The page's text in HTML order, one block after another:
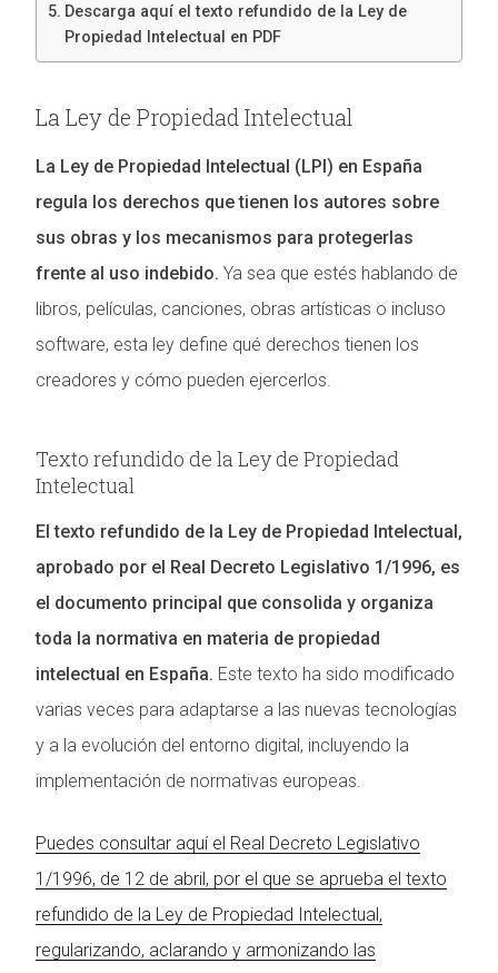
Descarga aquí el texto refundido de la Ley de
Propiedad Intelectual en PDF
La Ley de Propiedad Intelectual
La Ley de Propiedad Intelectual (LPI) en España
regula los derechos que tienen los autores sobre
sus obras y los mecanismos para protegerlas
frente al uso indebido. Ya sea que estés hablando de
libros, películas, canciones, obras artísticas o incluso
software, esta ley define qué derechos tienen los
creadores y cómo pueden ejercerlos.
Texto refundido de la Ley de Propiedad
Intelectual
El texto refundido de la Ley de Propiedad Intelectual,
aprobado por el Real Decreto Legislativo 1/1996, es
el documento principal que consolida y organiza
toda la normativa en materia de propiedad
intelectual en España. Este texto ha sido modificado
varias veces para adaptarse a las nuevas tecnologías
y a la evolución del entorno digital, incluyendo la
implementación de normativas europeas.
Puedes consultar aquí el Real Decreto Legislativo
1/1996, de 12 de abril, por el que se aprueba el texto
refundido de la Ley de Propiedad Intelectual,
regularizando, aclarando y armonizando las